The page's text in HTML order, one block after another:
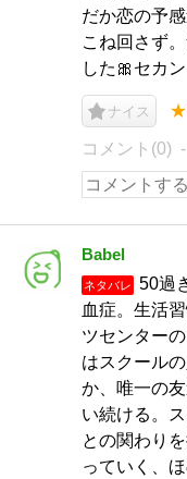
だか恋の予
こね回さず
した🎀セカ
ナイス
コメント(0)
Babel
ネタバレ
50過
血症。生活
ツセンター
はスクール
か、唯一の
い続ける。
との関わり
っていく、